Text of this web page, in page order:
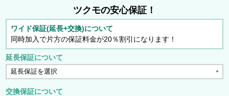
ツクモの安心保証！
ワイド保証(延長+交換)について
同時加入で片方の保証料金が20％割引になります！
延長保証について
交換保証について